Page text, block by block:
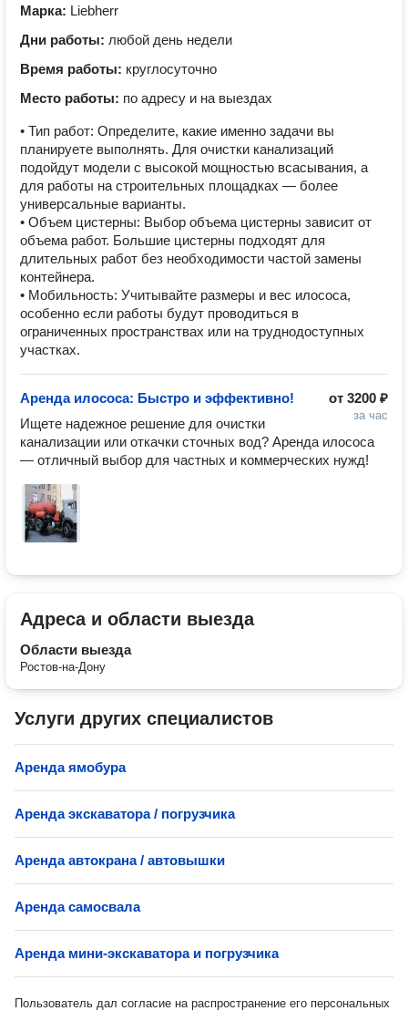
Марка: Liebherr
Дни работы: любой день недели
Время работы: круглосуточно
Место работы: по адресу и на выездах
• Тип работ: Определите, какие именно задачи вы
планируете выполнять. Для очистки канализаций
подойдут модели с высокой мощностью всасывания, а
для работы на строительных площадках — более
универсальные варианты.
• Объем цистерны: Выбор объема цистерны зависит от
объема работ. Большие цистерны подходят для
длительных работ без необходимости частой замены
контейнера.
• Мобильность: Учитывайте размеры и вес илососа,
особенно если работы будут проводиться в
ограниченных пространствах или на труднодоступных
участках.
от 3200 ₽
за час
Аренда илососа: Быстро и эффективно!
Ищете надежное решение для очистки
канализации или откачки сточных вод? Аренда илососа
Адреса и области выезда
Области выезда
Ростов-на-Дону
Услуги других специалистов
Аренда ямобура
Аренда экскаватора / погрузчика
Аренда автокрана / автовышки
Аренда самосвала
Аренда мини-экскаватора и погрузчика
Пользователь дал согласие на распространение его персональных